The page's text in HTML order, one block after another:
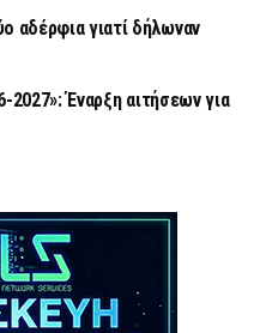
αδέρφια γιατί δήλωναν
2027»: Έναρξη αιτήσεων για